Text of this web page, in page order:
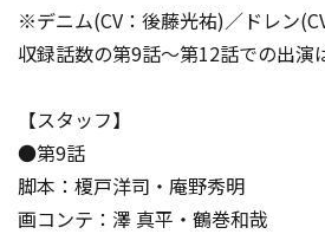
※デニム(CV：後藤光祐)／ドレン
収録話数の第9話～第12話での出演
【スタッフ】
●第9話
脚本：榎戸洋司・庵野秀明
画コンテ：澤 真平・鶴巻和哉